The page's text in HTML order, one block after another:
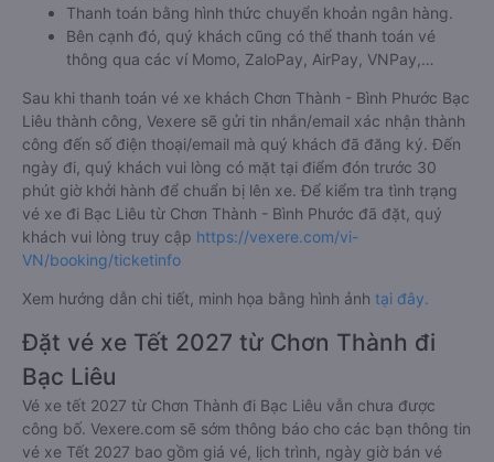
Thanh toán bằng hình thức chuyển khoản ngân hàng.
Bên cạnh đó, quý khách cũng có thể thanh toán vé
thông qua các ví Momo, ZaloPay, AirPay, VNPay,…
Sau khi thanh toán vé xe khách Chơn Thành - Bình Phước Bạc
Liêu thành công, Vexere sẽ gửi tin nhắn/email xác nhận thành
công đến số điện thoại/email mà quý khách đã đăng ký. Đến
ngày đi, quý khách vui lòng có mặt tại điểm đón trước 30
phút giờ khởi hành để chuẩn bị lên xe. Để kiểm tra tình trạng
vé xe đi Bạc Liêu từ Chơn Thành - Bình Phước đã đặt, quý
khách vui lòng truy cập https://vexere.com/vi-
VN/booking/ticketinfo
Xem hướng dẫn chi tiết, minh họa bằng hình ảnh tại đây.
Đặt vé xe Tết 2027 từ Chơn Thành đi
Bạc Liêu
Vé xe tết 2027 từ Chơn Thành đi Bạc Liêu vẫn chưa được
công bố. Vexere.com sẽ sớm thông báo cho các bạn thông tin
vé xe Tết 2027 bao gồm giá vé, lịch trình, ngày giờ bán vé